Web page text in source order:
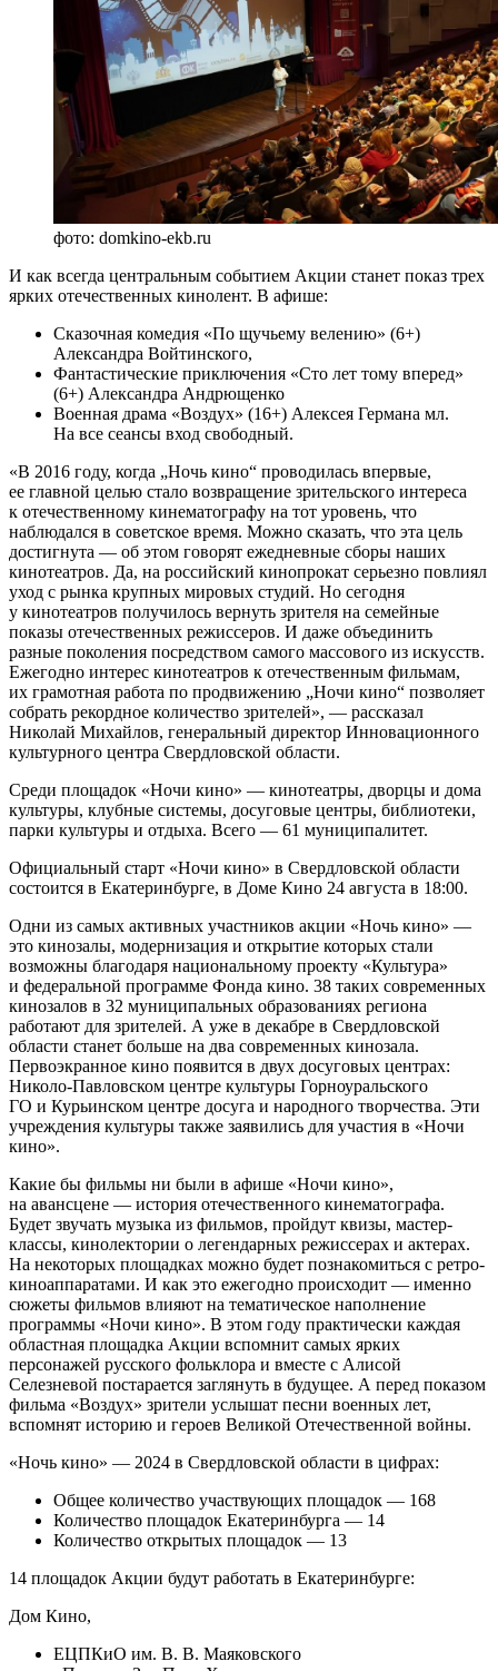
фото: domkino-ekb.ru
И как всегда центральным событием Акции станет показ трех
ярких отечественных кинолент. В афише:
Сказочная комедия «По щучьему велению» (6+)
Александра Войтинского,
Фантастические приключения «Сто лет тому вперед»
(6+) Александра Андрющенко
Военная драма «Воздух» (16+) Алексея Германа мл.
На все сеансы вход свободный.
«В 2016 году, когда „Ночь кино“ проводилась впервые,
ее главной целью стало возвращение зрительского интереса
к отечественному кинематографу на тот уровень, что
наблюдался в советское время. Можно сказать, что эта цель
достигнута — об этом говорят ежедневные сборы наших
кинотеатров. Да, на российский кинопрокат серьезно повлиял
уход с рынка крупных мировых студий. Но сегодня
у кинотеатров получилось вернуть зрителя на семейные
показы отечественных режиссеров. И даже объединить
разные поколения посредством самого массового из искусств.
Ежегодно интерес кинотеатров к отечественным фильмам,
их грамотная работа по продвижению „Ночи кино“ позволяет
собрать рекордное количество зрителей», — рассказал
Николай Михайлов, генеральный директор Инновационного
культурного центра Свердловской области.
Среди площадок «Ночи кино» — кинотеатры, дворцы и дома
культуры, клубные системы, досуговые центры, библиотеки,
парки культуры и отдыха. Всего — 61 муниципалитет.
Официальный старт «Ночи кино» в Свердловской области
состоится в Екатеринбурге, в Доме Кино 24 августа в 18:00.
Одни из самых активных участников акции «Ночь кино» —
это кинозалы, модернизация и открытие которых стали
возможны благодаря национальному проекту «Культура»
и федеральной программе Фонда кино. 38 таких современных
кинозалов в 32 муниципальных образованиях региона
работают для зрителей. А уже в декабре в Свердловской
области станет больше на два современных кинозала.
Первоэкранное кино появится в двух досуговых центрах:
Николо-Павловском центре культуры Горноуральского
ГО и Курьинском центре досуга и народного творчества. Эти
учреждения культуры также заявились для участия в «Ночи
кино».
Какие бы фильмы ни были в афише «Ночи кино»,
на авансцене — история отечественного кинематографа.
Будет звучать музыка из фильмов, пройдут квизы, мастер-
классы, кинолектории о легендарных режиссерах и актерах.
На некоторых площадках можно будет познакомиться с ретро-
киноаппаратами. И как это ежегодно происходит — именно
сюжеты фильмов влияют на тематическое наполнение
программы «Ночи кино». В этом году практически каждая
областная площадка Акции вспомнит самых ярких
персонажей русского фольклора и вместе с Алисой
Селезневой постарается заглянуть в будущее. А перед показом
фильма «Воздух» зрители услышат песни военных лет,
вспомнят историю и героев Великой Отечественной войны.
«Ночь кино» — 2024 в Свердловской области в цифрах:
Общее количество участвующих площадок — 168
Количество площадок Екатеринбурга — 14
Количество открытых площадок — 13
14 площадок Акции будут работать в Екатеринбурге:
Дом Кино,
ЕЦПКиО им. В. В. Маяковского